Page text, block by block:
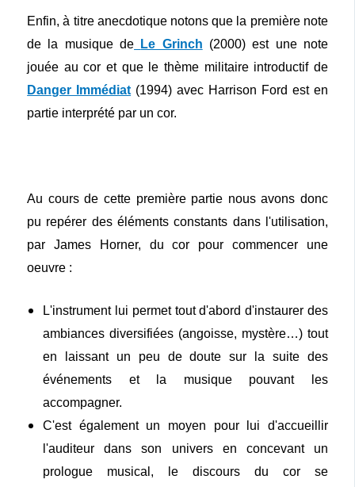
Enfin, à titre anecdotique notons que la première note
de la musique de
Le Grinch (2000) est une note
jouée au cor et que le thème militaire introductif de
Danger Immédiat (1994) avec Harrison Ford est en
partie interprété par un cor.
Au cours de cette première partie nous avons donc
pu repérer des éléments constants dans l'utilisation,
par James Horner, du cor pour commencer une
oeuvre :
L'instrument lui permet tout d'abord d'instaurer des
ambiances diversifiées (angoisse, mystère…) tout
en laissant un peu de doute sur la suite des
événements et la musique pouvant les
accompagner.
C'est également un moyen pour lui d'accueillir
l'auditeur dans son univers en concevant un
prologue musical, le discours du cor se